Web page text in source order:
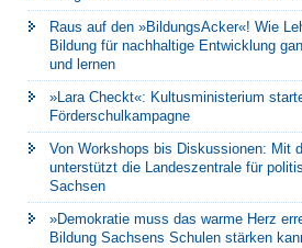
Raus auf den »BildungsAcker«! Wie
Bildung für nachhaltige Entwicklung
und lernen
»Lara Checkt«: Kultusministerium
Förderschulkampagne
Von Workshops bis Diskussionen: Mit
unterstützt die Landeszentrale für
Sachsen
»Demokratie muss das warme Herz
Bildung Sachsens Schulen stärken